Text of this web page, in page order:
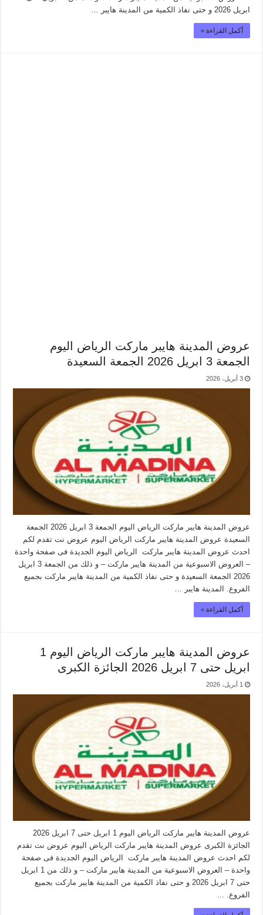
ابريل 2026 و حتى نفاذ الكمية من المدينة هايبر …
أكمل القراءة »
عروض المدينة هايبر ماركت الرياض اليوم
الجمعة 3 ابريل 2026 الجمعة السعيدة
3 أبريل، 2026
عروض المدينة هايبر ماركت الرياض اليوم الجمعة 3 ابريل 2026 الجمعة
السعيدة عروض المدينة هايبر ماركت الرياض اليوم عروض نت تقدم لكم
احدث عروض المدينة هايبر ماركت الرياض اليوم الجديدة فى صفحة واحدة
– العروض الاسبوعية من المدينة هايبر ماركت – و ذلك من الجمعة 3 ابريل
2026 الجمعة السعيدة و حتى نفاذ الكمية من المدينة هايبر ماركت بجميع
الفروع. المدينة هايبر …
أكمل القراءة »
عروض المدينة هايبر ماركت الرياض اليوم 1
ابريل حتى 7 ابريل 2026 الجائزة الكبرى
1 أبريل، 2026
عروض المدينة هايبر ماركت الرياض اليوم 1 ابريل حتى 7 ابريل 2026
الجائزة الكبرى عروض المدينة هايبر ماركت الرياض اليوم عروض نت تقدم
لكم احدث عروض المدينة هايبر ماركت الرياض اليوم الجديدة فى صفحة
واحدة – العروض الاسبوعية من المدينة هايبر ماركت – و ذلك من 1 ابريل
حتى 7 ابريل 2026 و حتى نفاذ الكمية من المدينة هايبر ماركت بجميع
الفروع. …